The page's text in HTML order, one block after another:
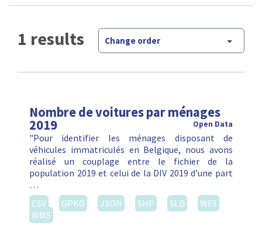
1 results Change order
Nombre de voitures par ménages
2019 Open Data
"Pour identifier les ménages disposant de
véhicules immatriculés en Belgique, nous avons
réalisé un couplage entre le fichier de la
population 2019 et celui de la DIV 2019 d’une part
…
CSV
GPKG JSON SHP SLD
WFS
WMS